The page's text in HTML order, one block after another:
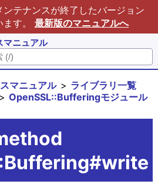
テナンスが終了したバージョン
す。 最新版のマニュアルへ
ニュアル
マニュアル
ライブラリ一覧
OpenSSL::Bufferingモジュール